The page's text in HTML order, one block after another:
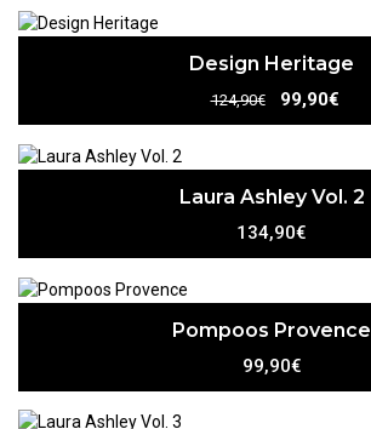
Design Heritage
124,90€ 99,90€
Laura Ashley Vol. 2
134,90€
Pompoos Provence
99,90€